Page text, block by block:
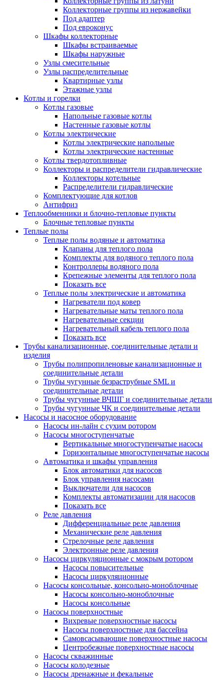
Коллекторные группы из нержавейки
Под адаптер
Под евроконус
Шкафы коллекторные
Шкафы встраиваемые
Шкафы наружные
Узлы смесительные
Узлы распределительные
Квартирные узлы
Этажные узлы
Котлы и горелки
Котлы газовые
Напольные газовые котлы
Настенные газовые котлы
Котлы электрические
Котлы электрические напольные
Котлы электрические настенные
Котлы твердотопливные
Коллекторы и распределители гидравлические
Коллекторы котельные
Распределители гидравлические
Комплектующие для котлов
Антифриз
Теплообменники и блочно-тепловые пункты
Блочные тепловые пункты
Теплые полы
Теплые полы водяные и автоматика
Клапаны для теплого пола
Комплекты для водяного теплого пола
Контроллеры водяного пола
Крепежные элементы для теплого пола
Показать все
Теплые полы электрические и автоматика
Нагреватели под ковер
Нагревательные маты теплого пола
Нагревательные секции
Нагревательный кабель теплого пола
Показать все
Трубы канализационные, соединительные детали и
изделия
Трубы полипропиленовые канализационные и
соединительные детали
Трубы чугунные безраструбные SML и
соединительные детали
Трубы чугунные ВЧШГ и соединительные детали
Трубы чугунные ЧК и соединительные детали
Насосы и насосное оборудование
Насосы ин-лайн с сухим ротором
Насосы многоступенчатые
Вертикальные многоступенчатые насосы
Горизонтальные многоступенчатые насосы
Автоматика и шкафы управления
Блок автоматики для насосов
Блок управления насосами
Выключатели для насосов
Комплекты автоматизации для насосов
Показать все
Реле давления
Дифференциальные реле давления
Механические реле давления
Стрелочные реле давления
Электронные реле давления
Насосы циркуляционные с мокрым ротором
Насосы повысительные
Насосы циркуляционные
Насосы консольные, консольно-моноблочные
Насосы консольно-моноблочные
Насосы консольные
Насосы поверхностные
Вихревые поверхностные насосы
Насосы поверхностные для бассейна
Самовсасывающие поверхностные насосы
Центробежные поверхностные насосы
Насосы скважинные
Насосы колодезные
Насосы дренажные и фекальные